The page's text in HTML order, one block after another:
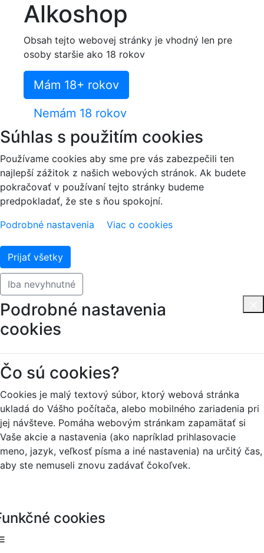
Alkoshop
Obsah tejto webovej stránky je vhodný len pre
osoby staršie ako 18 rokov
Mám 18+ rokov
Nemám 18 rokov
Súhlas s použitím cookies
Používame cookies aby sme pre vás zabezpečili ten
najlepší zážitok z našich webových stránok. Ak budete
pokračovať v používaní tejto stránky budeme
predpokladať, že ste s ňou spokojní.
Podrobné nastavenia
Viac o cookies
Prijať všetky
Iba nevyhnutné
Podrobné nastavenia
cookies
Čo sú cookies?
Cookies je malý textový súbor, ktorý webová stránka
ukladá do Vášho počítača, alebo mobilného zariadenia pri
jej návšteve. Pomáha webovým stránkam zapamätať si
Vaše akcie a nastavenia (ako napríklad prihlasovacie
meno, jazyk, veľkosť písma a iné nastavenia) na určitý čas,
aby ste nemuseli znovu zadávať čokoľvek.
cookies